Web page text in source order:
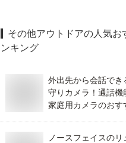
その他アウトドアの人気お
ンキング
外出先から会話でき
守りカメラ！通話機
家庭用カメラのおす
ノースフェイスのリ